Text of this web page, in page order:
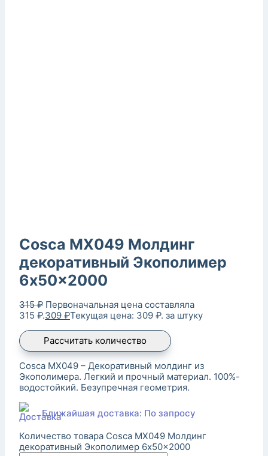
Cosca MX049 Молдинг
декоративный Экополимер
6x50x2000
315₽ Первоначальная цена составляла
315 ₽.309 ₽Текущая цена: 309 ₽. за штуку
Рассчитать количество
Cosca MX049 – Декоративный молдинг из
Экополимера. Легкий и прочный материал. 100%-
водостойкий. Безупречная геометрия.
Ближайшая доставка: По запросу
Количество товара Cosca MX049 Молдинг
декоративный Экополимер 6x50x2000